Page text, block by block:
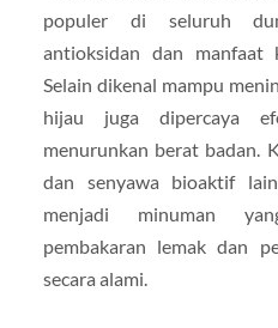
populer di seluruh
antioksidan dan manfaat
Selain dikenal mampu
hijau juga dipercaya
menurunkan berat badan.
dan senyawa bioaktif
menjadi minuman
pembakaran lemak dan
secara alami.